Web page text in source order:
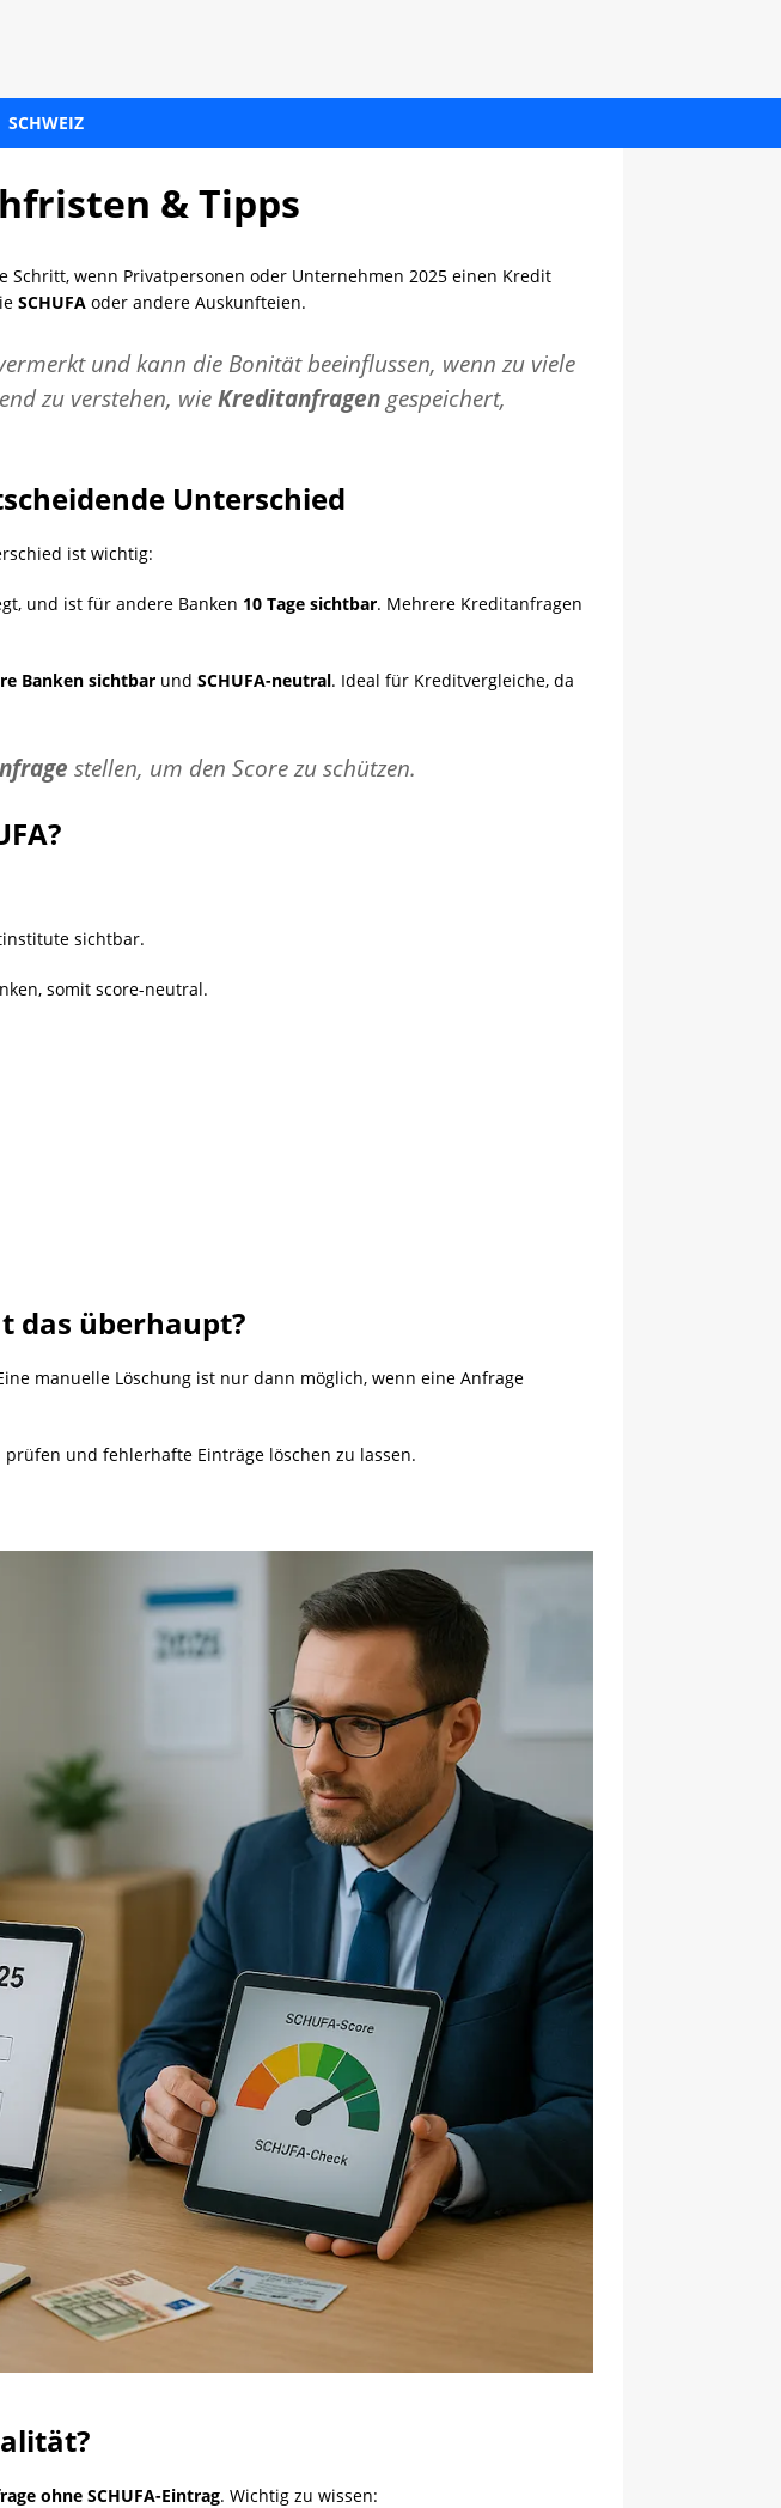
SCHWEIZ
& Tipps
Schritt, wenn Privatpersonen oder Unternehmen 2025 einen Kredit
SCHUFA oder andere Auskunfteien.
und kann die Bonität beeinflussen, wenn zu viele
zu verstehen, wie Kreditanfragen gespeichert,
Unterschied
ist wichtig:
und ist für andere Banken 10 Tage sichtbar. Mehrere Kreditanfragen
Banken sichtbar und SCHUFA-neutral. Ideal für Kreditvergleiche, da
stellen, um den Score zu schützen.
sichtbar.
somit score-neutral.
das überhaupt?
manuelle Löschung ist nur dann möglich, wenn eine Anfrage
prüfen und fehlerhafte Einträge löschen zu lassen.
ohne SCHUFA-Eintrag. Wichtig zu wissen: